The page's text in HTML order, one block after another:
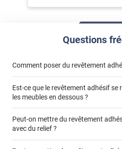
Questions
Comment poser du revêtement
« Comment poser un
Est-ce que le revêtement adhésif se
les meubles en dessous ?
Peut-on mettre du revêtement
avec du relief ?